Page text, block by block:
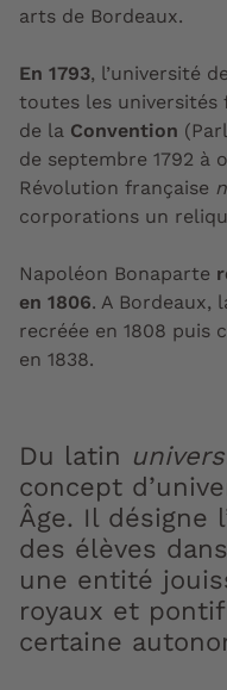
arts de Bordeaux.
En 1793, l’université
toutes les universités
de la Convention
de septembre 1792 à
Révolution française
corporations un
Napoléon Bonaparte
en 1806. A Bordeaux,
recréée en 1808 puis
en 1838.
Du latin
concept
Âge. Il désigne
des élèves
une entité
royaux et
certaine